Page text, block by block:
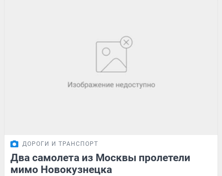
ДОРОГИ И ТРАНСПОРТ
Два самолета из Москвы пролетели
мимо Новокузнецка